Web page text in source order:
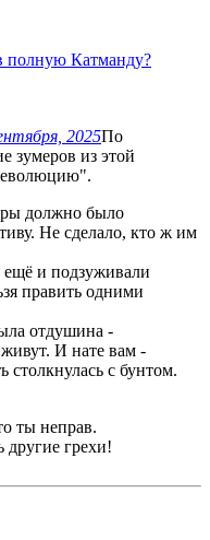
полную Катманду?
2025По
зумеров из этой
должно было
Не сделало, кто ж им
ещё и подзуживали
править одними
отдушина -
И нате вам -
столкнулась с бунтом.
ты неправ.
другие грехи!